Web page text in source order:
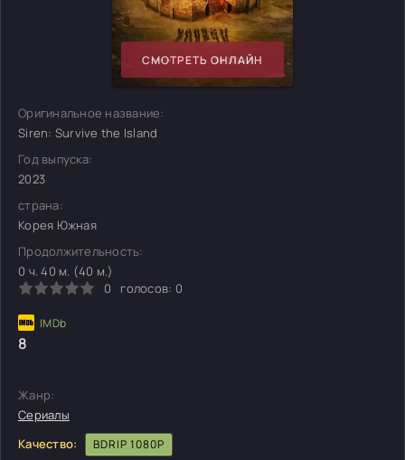
СМОТРЕТЬ ОНЛАЙН
Оригинальное название:
Siren: Survive the Island
Год выпуска:
2023
страна:
Корея Южная
Продолжительность:
0 ч. 40 м. (40 м.)
0
голосов: 0
8
Жанр:
Сериалы
Качество:
BDRIP 1080P